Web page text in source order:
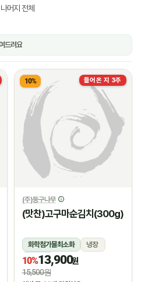
머지 전체
드려요
들어온 지 3주
10%
(주)둥구나무
(맛찬)고구마순김치(300g)
화학첨가물최소화
냉장
냉장
10%13,900원
15,500원